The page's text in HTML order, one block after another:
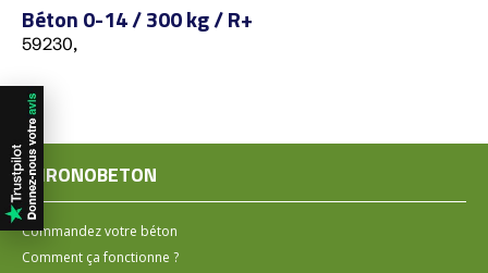
Béton 0-14 / 300 kg / R+
59230,
CHRONOBETON
Commandez votre béton
Comment ça fonctionne ?